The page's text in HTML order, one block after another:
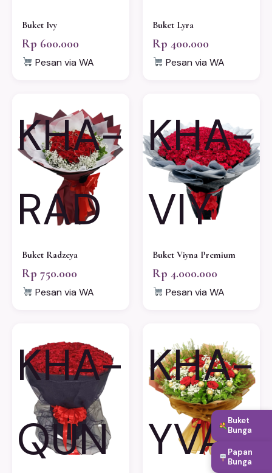
Buket Ivy
Rp 600.000
Pesan via WA
Buket Lyra
Rp 400.000
Pesan via WA
KHA-
RAD
Buket Radzeya
Rp 750.000
Pesan via WA
KHA-
VIY
Buket Viyna Premium
Rp 4.000.000
Pesan via WA
KHA-
QUN
KHA-
YVABuket
Bunga
Papan
Bunga